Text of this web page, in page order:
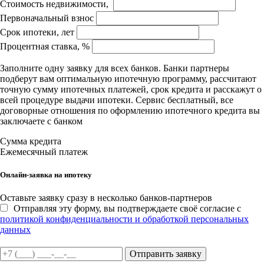
Стоимость недвижимости,
Первоначальный взнос
Срок ипотеки, лет
Процентная ставка, %
Заполните одну заявку для всех банков. Банки партнеры
подберут вам оптимальную ипотечную программу, рассчитают
точную сумму ипотечных платежей, срок кредита и расскажут о
всей процедуре выдачи ипотеки. Сервис бесплатный, все
договорные отношения по оформлению ипотечного кредита вы
заключаете с банком
Сумма кредита
Ежемесячный платеж
Онлайн-заявка на ипотеку
Оставьте заявку сразу в несколько банков-партнеров
Отправляя эту форму, вы подтверждаете своё согласие с
политикой конфиденциальности и обработкой персональных
данных
Отправить заявку